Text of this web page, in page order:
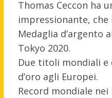
Thomas Ceccon ha
impressionante, che
Medaglia d’argento
Tokyo 2020.
Due titoli mondiali
d’oro agli Europei.
Record mondiale